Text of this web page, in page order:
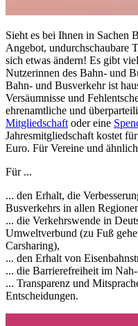
Sieht es bei Ihnen in Sachen
Angebot, undurchschaubare
sich etwas ändern! Es gibt
Nutzerinnen des Bahn- und
Bahn- und Busverkehr ist
Versäumnisse und
ehrenamtliche und
Mitgliedschaft oder eine
Jahresmitgliedschaft kostet
Euro. Für Vereine und
Für ...
... den Erhalt, die
Busverkehrs in allen
... die Verkehrswende in
Umweltverbund (zu Fuß
Carsharing),
... den Erhalt von
... die Barrierefreiheit im
... Transparenz und
Entscheidungen.